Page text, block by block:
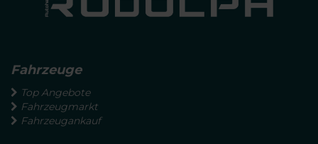
Fahrzeuge
Top Angebote
Fahrzeugmarkt
Fahrzeugankauf